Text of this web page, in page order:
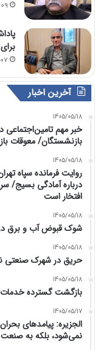
آخرین اخبار
1405/05/18
خبر مهم تامین‌اجتماعی
بازنشستگان/ معوقات
1405/05/18
روایت فرمانده سپاه
درباره آمادگی بسیج/
افتخار است
1405/05/18
شوک قبوض آب و برق
1405/05/18
حریق در شهرک صنعتی
1405/05/18
بازگشت گسترده خدمات
1405/05/17
الجزیره: پیامدهای
نمی‌شود، بلکه به